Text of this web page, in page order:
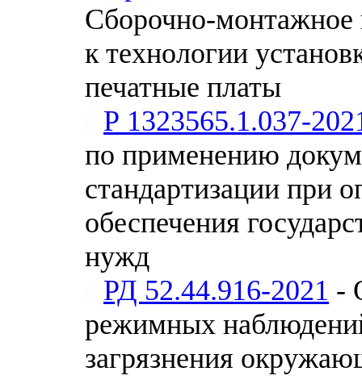
Сборочно-монтажное
к технологии
печатные платы
Р 1323565.1.037-
по применению
стандартизации при
обеспечения
нужд
РД 52.44.916-2021 -
режимных
загрязнения